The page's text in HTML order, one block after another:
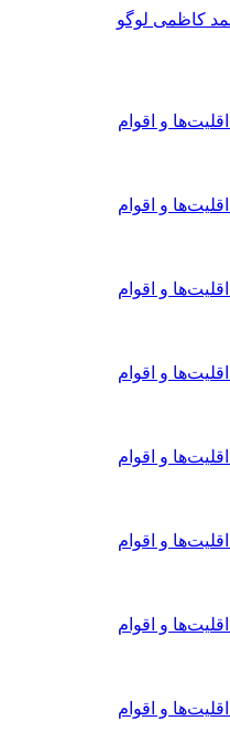
و اقوام
و اقوام
و اقوام
و اقوام
و اقوام
و اقوام
و اقوام
و اقوام